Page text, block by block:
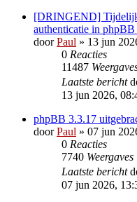
[DRINGEND]
authenticatie in
doorPaul » 13 jun
0 Reacties
11487
Laatste bericht
13 jun 2026,
phpBB 3.3.17
doorPaul » 07 jun
0 Reacties
7740 Weergaves
Laatste bericht
07 jun 2026,